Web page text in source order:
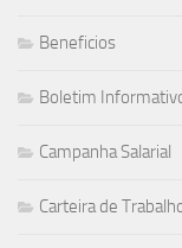
Beneficios
Boletim
Campanha Salarial
Carteira de